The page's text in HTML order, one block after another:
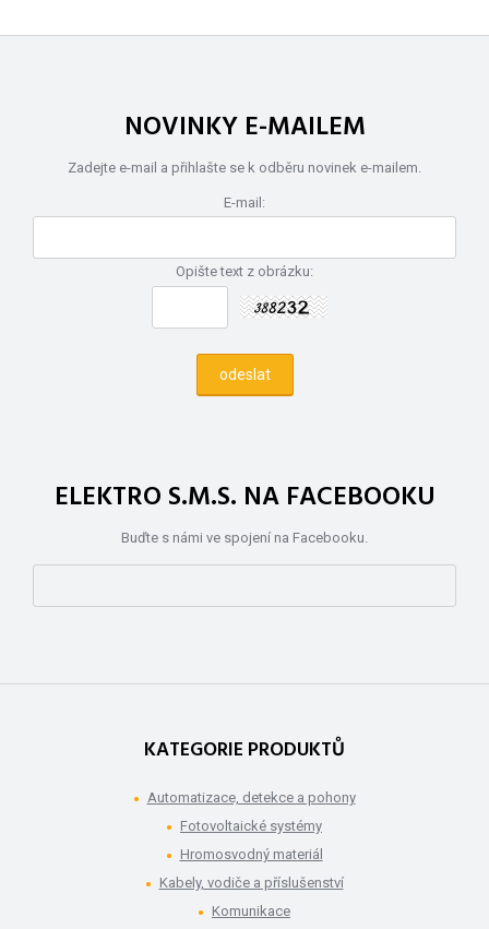
NOVINKY E-MAILEM
Zadejte e-mail a přihlašte se k odběru novinek e-mailem.
E-mail:
Opište text z obrázku:
ELEKTRO S.M.S. NA FACEBOOKU
Buďte s námi ve spojení na Facebooku.
KATEGORIE PRODUKTŮ
Automatizace, detekce a pohony
Fotovoltaické systémy
Hromosvodný materiál
Kabely, vodiče a příslušenství
Komunikace